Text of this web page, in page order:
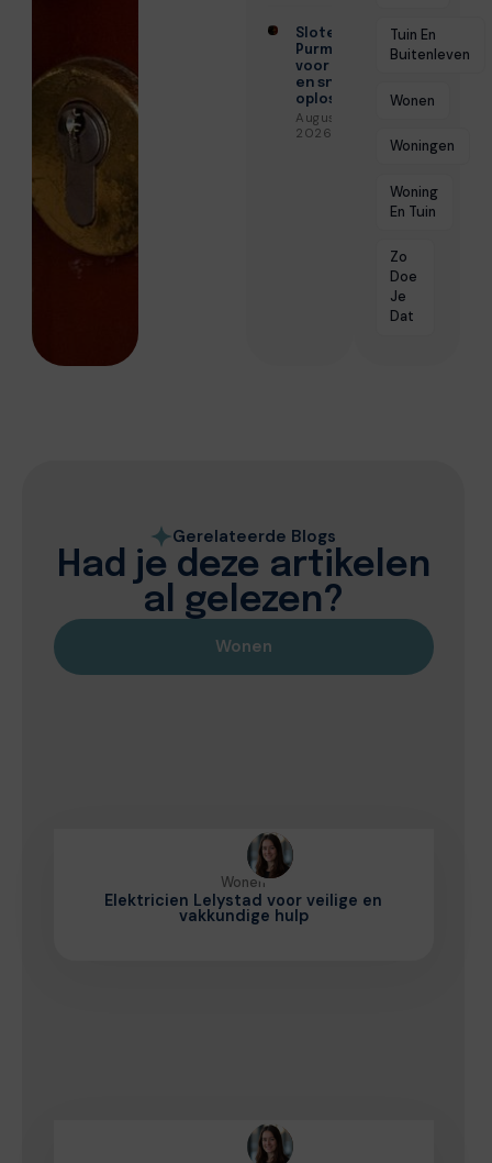
Slotenmaker
Purmerend
voor veilige
en snelle
oplossingen
Augustus 3,
2026
Tuin En
Buitenleven
Wonen
Woningen
Woning
En Tuin
Zo
Doe
Je
Dat
Gerelateerde Blogs
Had je deze artikelen
al gelezen?
Wonen
Wonen
Elektricien Lelystad voor veilige en
vakkundige hulp